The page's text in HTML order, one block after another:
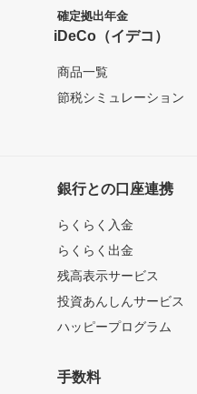
確定拠出年金
iDeCo（イデコ）
商品一覧
節税シミュレーション
銀行との口座連携
らくらく入金
らくらく出金
残高表示サービス
投資あんしんサービス
ハッピープログラム
手数料